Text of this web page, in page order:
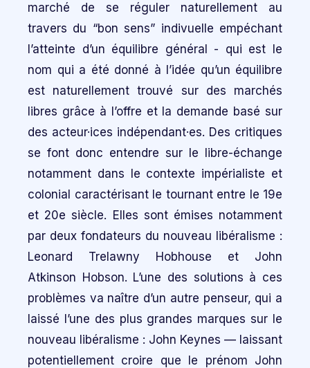
marché de se réguler naturellement au
travers du “bon sens” indivuelle empéchant
l’atteinte d’un équilibre général - qui est le
nom qui a été donné à l’idée qu’un équilibre
est naturellement trouvé sur des marchés
libres grâce à l’offre et la demande basé sur
des acteur·ices indépendant·es. Des critiques
se font donc entendre sur le libre-échange
notamment dans le contexte impérialiste et
colonial caractérisant le tournant entre le 19e
et 20e siècle. Elles sont émises notamment
par deux fondateurs du nouveau libéralisme :
Leonard Trelawny Hobhouse et John
Atkinson Hobson. L’une des solutions à ces
problèmes va naître d’un autre penseur, qui a
laissé l’une des plus grandes marques sur le
nouveau libéralisme : John Keynes — laissant
potentiellement croire que le prénom John